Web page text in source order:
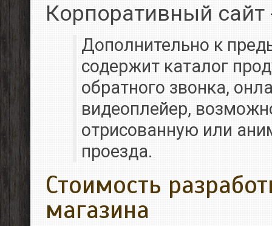
Корпоративный сайт
Дополнительно к
содержит каталог
обратного звонка,
видеоплейер,
отрисованную или
проезда.
Стоимость
магазина